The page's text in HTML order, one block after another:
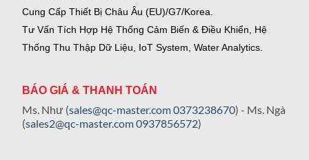
Cung Cấp Thiết Bị Châu Âu (EU)/G7/Korea.
Tư Vấn Tích Hợp Hệ Thống Cảm Biến & Điều Khiển, Hệ
Thống Thu Thập Dữ Liệu, IoT System, Water Analytics.
BÁO GIÁ & THANH TOÁN
Ms. Như (sales@qc-master.com0373238670) - Ms. Ngà
(sales2@qc-master.com0937856572)